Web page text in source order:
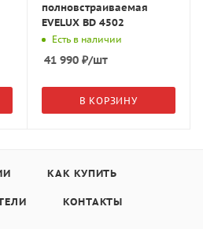
полновстраиваемая
EVELUX BD 4502
Есть в наличии
41 990₽/шт
В КОРЗИНУ
КАК КУПИТЬ
КОНТАКТЫ